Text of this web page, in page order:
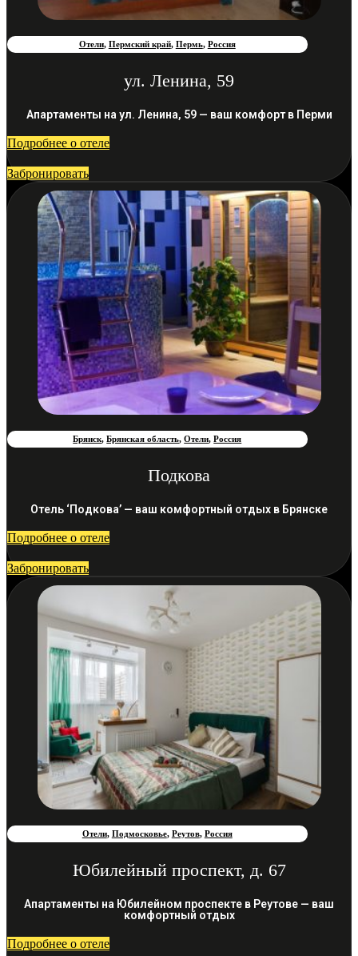
Отели, Пермский край, Пермь, Россия
ул. Ленина, 59
Апартаменты на ул. Ленина, 59 — ваш комфорт в Перми
Подробнее о отеле
Забронировать
Брянск,Брянская область,Отели,Россия
Подкова
Отель ‘Подкова’ — ваш комфортный отдых в Брянске
Подробнее о отеле
Забронировать
Отели, Подмосковье, Реутов, Россия
Юбилейный проспект, д. 67
Апартаменты на Юбилейном проспекте в Реутове — ваш
комфортный отдых
Подробнее о отеле